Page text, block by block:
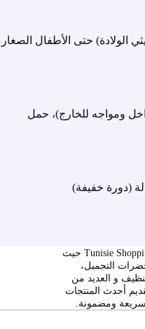
الولادة) حتى الأطفال الصغار
ومواجه للخارج)، حمل
(دورة خفيفة)
استمتعوا بتجربة تسوق فريدة في Tunisie Shopping حيث
التجميل،
و العديد من
أحدث المنتجات
ومضمونة.